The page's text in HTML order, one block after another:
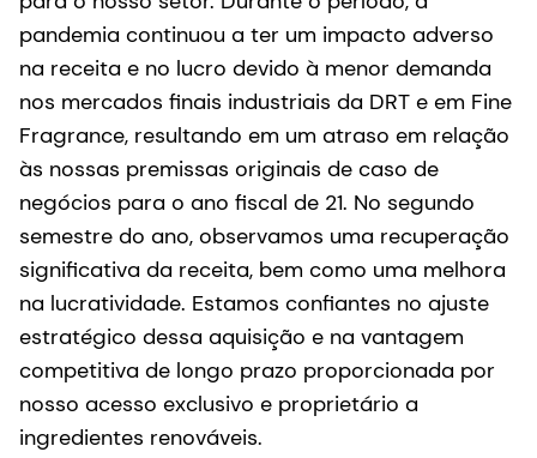
pandemia continuou a ter um impacto adverso
na receita e no lucro devido à menor demanda
nos mercados finais industriais da DRT e em Fine
Fragrance, resultando em um atraso em relação
às nossas premissas originais de caso de
negócios para o ano fiscal de 21. No segundo
semestre do ano, observamos uma recuperação
significativa da receita, bem como uma melhora
na lucratividade. Estamos confiantes no ajuste
estratégico dessa aquisição e na vantagem
competitiva de longo prazo proporcionada por
nosso acesso exclusivo e proprietário a
ingredientes renováveis.